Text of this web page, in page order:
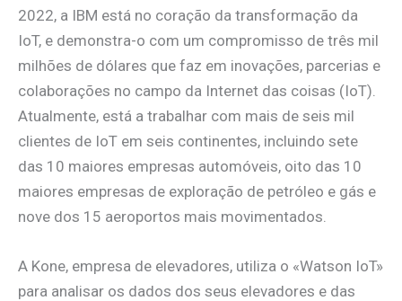
2022, a IBM está no coração da transformação da
IoT, e demonstra-o com um compromisso de três mil
milhões de dólares que faz em inovações, parcerias e
colaborações no campo da Internet das coisas (IoT).
Atualmente, está a trabalhar com mais de seis mil
clientes de IoT em seis continentes, incluindo sete
das 10 maiores empresas automóveis, oito das 10
maiores empresas de exploração de petróleo e gás e
nove dos 15 aeroportos mais movimentados.
A Kone, empresa de elevadores, utiliza o «Watson IoT»
para analisar os dados dos seus elevadores e das